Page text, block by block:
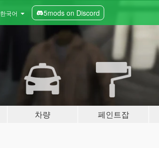
한국어 5mods on Discord
차량 페인트잡